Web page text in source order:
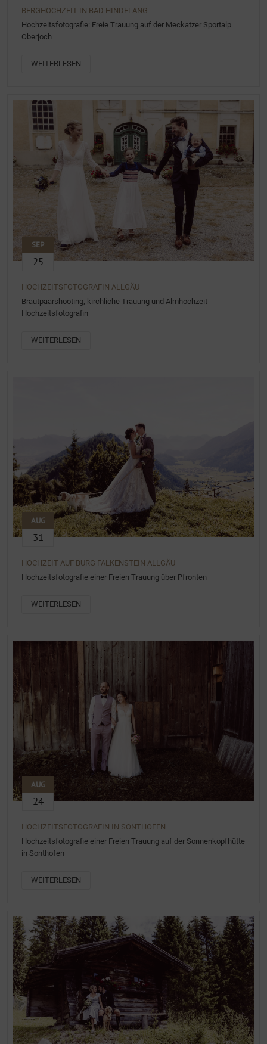
BERGHOCHZEIT IN BAD HINDELANG
Hochzeitsfotografie: Freie Trauung auf der Meckatzer Sportalp
Oberjoch
WEITERLESEN
SEP
25
HOCHZEITSFOTOGRAFIN ALLGÄU
Brautpaarshooting, kirchliche Trauung und Almhochzeit
Hochzeitsfotografin
WEITERLESEN
AUG
31
HOCHZEIT AUF BURG FALKENSTEIN ALLGÄU
Hochzeitsfotografie einer Freien Trauung über Pfronten
WEITERLESEN
AUG
24
HOCHZEITSFOTOGRAFIN IN SONTHOFEN
Hochzeitsfotografie einer Freien Trauung auf der Sonnenkopfhütte
in Sonthofen
WEITERLESEN